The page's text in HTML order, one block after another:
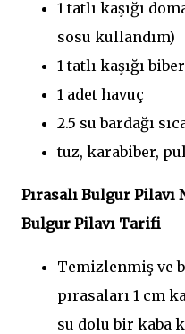
1 tatlı kaşığı
sosu kullandım)
1 tatlı kaşığı
1 adet havuç
2.5 su bardağı
tuz, karabiber,
Pırasalı Bulgur Pilavı
Bulgur Pilavı Tarifi
Temizlenmiş ve
pırasaları 1 cm
su dolu bir kaba